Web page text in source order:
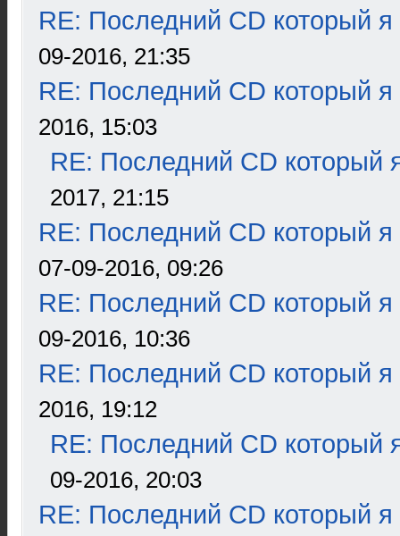
RE: Последний CD который я
09-2016, 21:35
RE: Последний CD который я
2016, 15:03
RE: Последний CD который
2017, 21:15
RE: Последний CD который я
07-09-2016, 09:26
RE: Последний CD который я
09-2016, 10:36
RE: Последний CD который я
2016, 19:12
RE: Последний CD который
09-2016, 20:03
RE: Последний CD который я